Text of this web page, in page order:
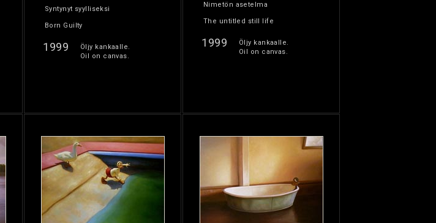
Syntynyt syylliseksi
Born Guilty
1999
Öljy kankaalle.
Oil on canvas.
Nimetön asetelma
The untitled still life
1999
Öljy kankaalle.
Oil on canvas.